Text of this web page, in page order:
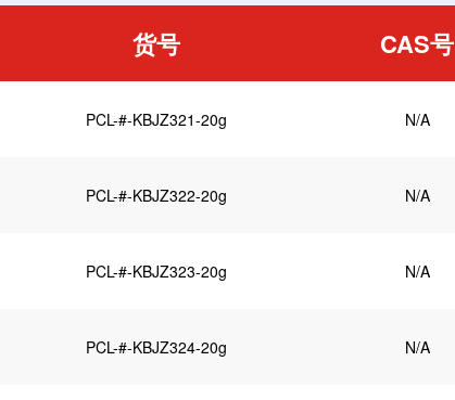
货号 CAS号
PCL-#-KBJZ321-20g N/A
PCL-#-KBJZ322-20g N/A
PCL-#-KBJZ323-20g N/A
PCL-#-KBJZ324-20g N/A